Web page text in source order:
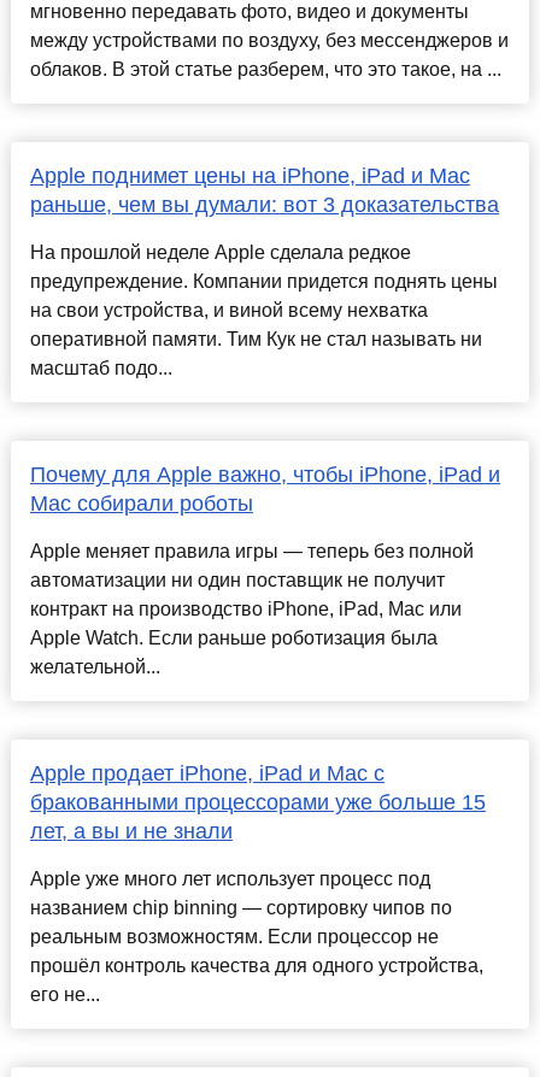
мгновенно передавать фото, видео и документы
между устройствами по воздуху, без мессенджеров и
облаков. В этой статье разберем, что это такое, на ...
Apple поднимет цены на iPhone, iPad и Mac
раньше, чем вы думали: вот 3 доказательства
На прошлой неделе Apple сделала редкое
предупреждение. Компании придется поднять цены
на свои устройства, и виной всему нехватка
оперативной памяти. Тим Кук не стал называть ни
масштаб подо...
Почему для Apple важно, чтобы iPhone, iPad и
Mac собирали роботы
Apple меняет правила игры — теперь без полной
автоматизации ни один поставщик не получит
контракт на производство iPhone, iPad, Mac или
Apple Watch. Если раньше роботизация была
желательной...
Apple продает iPhone, iPad и Mac с
бракованными процессорами уже больше 15
лет, а вы и не знали
Apple уже много лет использует процесс под
названием chip binning — сортировку чипов по
реальным возможностям. Если процессор не
прошёл контроль качества для одного устройства,
его не...